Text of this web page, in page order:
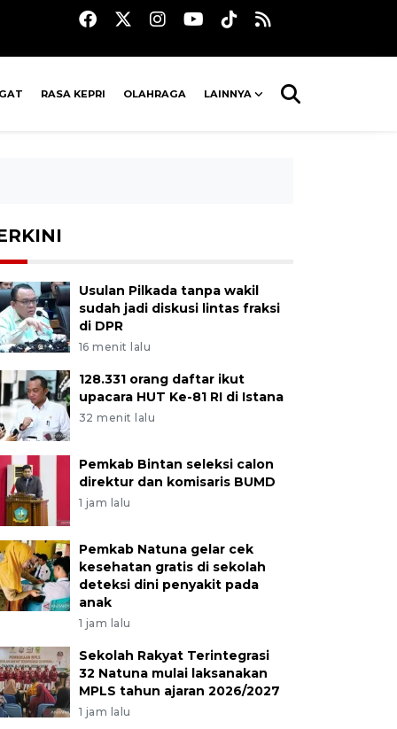
RASA KEPRI OLAHRAGA LAINNYA
Usulan Pilkada tanpa wakil
sudah jadi diskusi lintas fraksi
di DPR
16 menit lalu
128.331 orang daftar ikut
upacara HUT Ke-81 RI di Istana
32 menit lalu
Pemkab Bintan seleksi calon
direktur dan komisaris BUMD
1 jam lalu
Pemkab Natuna gelar cek
kesehatan gratis di sekolah
deteksi dini penyakit pada
anak
1 jam lalu
Sekolah Rakyat Terintegrasi
32 Natuna mulai laksanakan
MPLS tahun ajaran 2026/2027
1 jam lalu